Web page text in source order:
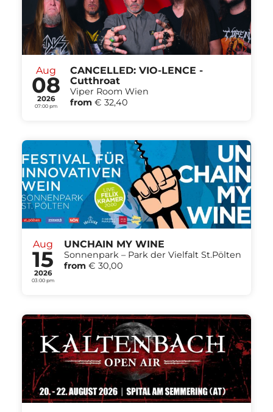
Aug
08
2026
07:00 pm
CANCELLED: VIO-LENCE -
Cutthroat
Viper Room Wien
from € 32,40
Aug
15
2026
03:00 pm
UNCHAIN MY WINE
Sonnenpark – Park der Vielfalt St.Pölten
from € 30,00